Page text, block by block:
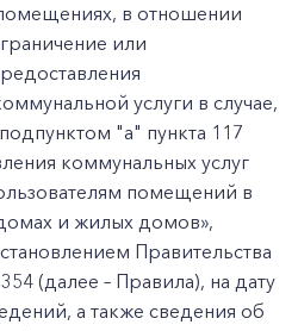
в отношении
или
услуги в случае,
"а" пункта 117
коммунальных услуг
помещений в
и жилых домов»,
Правительства
(далее – Правила), на дату
а также сведения об